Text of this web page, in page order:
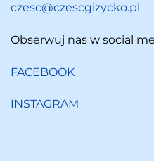
czesc@czescgizycko.pl
Obserwuj nas w social
FACEBOOK
INSTAGRAM